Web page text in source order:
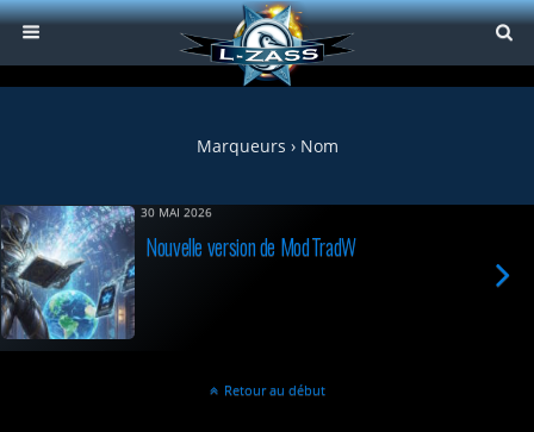
Marqueurs › Nom
30 MAI 2026
Nouvelle version de ModTradW
Retour au début